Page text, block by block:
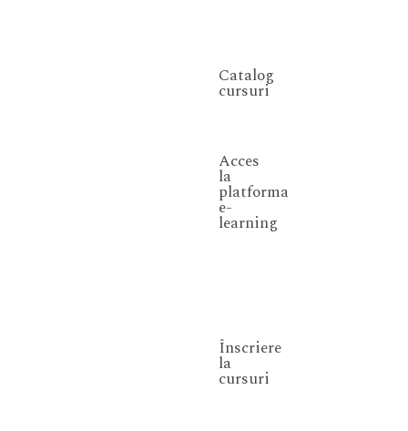
Catalog
cursuri
Acces
la
platforma
e-
learning
Înscriere
la
cursuri